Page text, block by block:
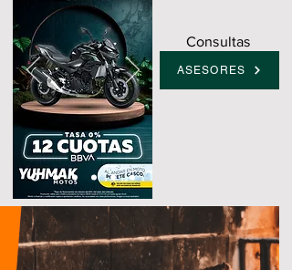
Consultas
ASESORES